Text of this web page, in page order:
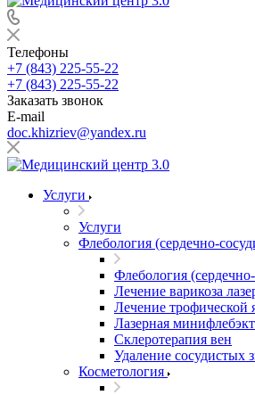
Телефоны
+7 (843) 225-55-22
+7 (843) 225-55-22
Заказать звонок
E-mail
doc.khizriev@yandex.ru
Услуги
Услуги
Флебология (сердечно-
Флебология
Лечение варикоза
Лечение трофической
Лазерная
Cклеротерапия вен
Удаление сосудистых
Косметология